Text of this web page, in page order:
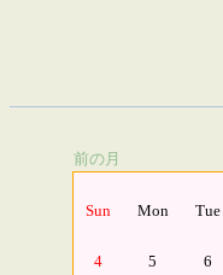
前の月
Sun Mon Tue
4
5 6